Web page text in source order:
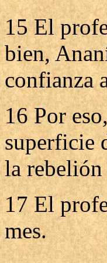
15 El
bien,
confianza
16 Por
superficie
la
17 El
mes.